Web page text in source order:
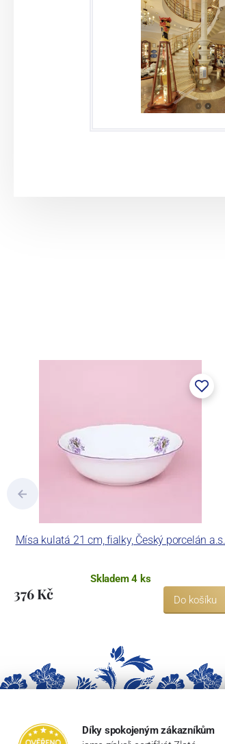
Mísa kulatá 21 cm, fialky, Český porcelán a.s.
Skladem 4 ks
376 Kč Do košíku
Díky spokojeným zákazníkům